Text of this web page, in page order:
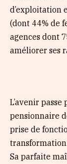
d’exploitation
(dont 44% de
agences dont
améliorer ses
L’avenir
pensionnaire
prise de
Sa parfaite